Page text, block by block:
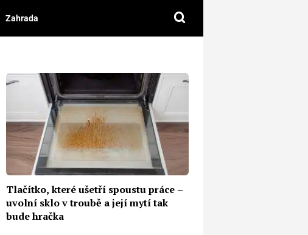
Zahrada
Tlačítko, které ušetří spoustu práce –⁠
uvolní sklo v troubě a její mytí tak
bude hračka